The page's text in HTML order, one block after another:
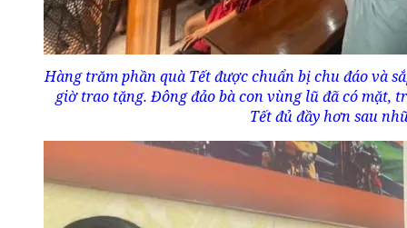
Hàng trăm phần quà Tết được chuẩn bị chu đáo và
giờ trao tặng. Đông đảo bà con vùng lũ đã có mặt,
Tết đủ đầy hơn sau